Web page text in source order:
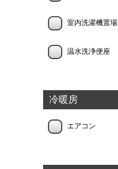
室内洗濯機置場
温水洗浄便座
冷暖房
エアコン